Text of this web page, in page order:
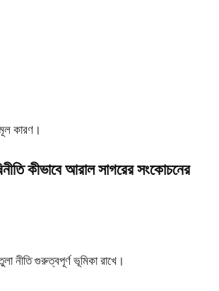
কারণ।
কীভাবে আরাল সাগরের সংকোচনের
নীতি গুরুত্বপূর্ণ ভূমিকা রাখে।